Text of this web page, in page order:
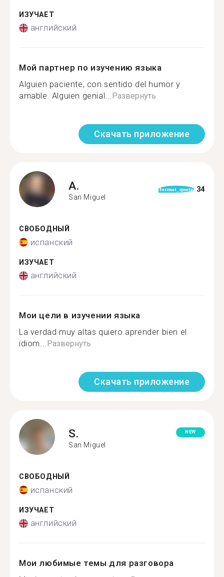
ИЗУЧАЕТ
английский
Мой партнер по изучению языка
Alguien paciente, con sentido del humor y
amable. Alguien genial...Развернуть
Скачать приложение
A.
San Miguel
format_quote 34
СВОБОДНЫЙ
испанский
ИЗУЧАЕТ
английский
Мои цели в изучении языка
La verdad muy altas quiero aprender bien el
idiom...Развернуть
Скачать приложение
S.
San Miguel
NEW
СВОБОДНЫЙ
испанский
ИЗУЧАЕТ
английский
Мои любимые темы для разговора